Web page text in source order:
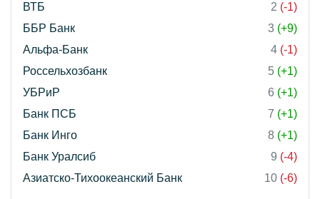
ВТБ
2 (-1)
ББР Банк
3 (+9)
Альфа-Банк
4 (-1)
Россельхозбанк
5 (+1)
УБРиР
6 (+1)
Банк ПСБ
7 (+1)
Банк Инго
8 (+1)
Банк Уралсиб
9 (-4)
Азиатско-Тихоокеанский Банк
10 (-6)